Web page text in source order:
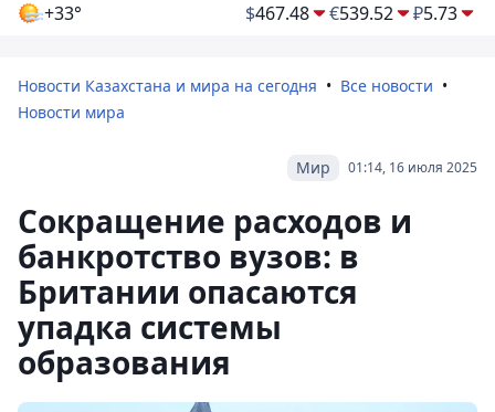
+33° $467.48 €539.52 ₽5.73
Новости Казахстана и мира на сегодня
Все новости
Новости мира
01:14, 16 июля 2025
Мир
Сокращение расходов и
банкротство вузов: в
Британии опасаются
упадка системы
образования